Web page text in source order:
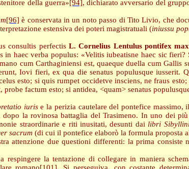
della guerra»[94], dichiarato avversario del
[96] è conservata in un noto passo di Tito Livio, che
estensiva dei poteri magistratuali (iniussu
consultis perfectisL. Cornelius Lentulus pontifex
in haec verba populus: «Velitis iubeatisne haec sic
cum Carthaginiensi est, quaeque duella cum
Iovi fieri, ex qua die senatus populusque
esto; si quis rumpet occidetve insciens, ne fraus
factum esto; si antidea, <quam> senatus
iurise la perizia cautelare del pontefice massimo,
dopo la rovinosa battaglia del Trasimeno. In uno dei
straordinarie e riti inusitati, desunti dai libri
sacrum (di cui il pontefice elaborò la formula proposta
attenzione due questioni differenti: la prima
respingere la tentazione di collegare in maniera